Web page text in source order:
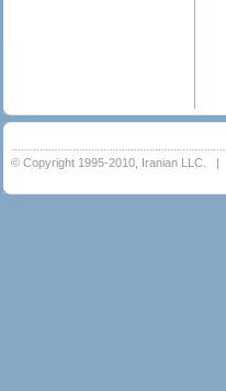
© Copyright 1995-2010, Iranian LLC. |